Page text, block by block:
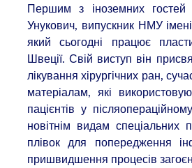
Першим з іноземних гостей
Унукович, випускник НМУ
який сьогодні працює
Швеції. Свій виступ він
лікування хірургічних ран,
матеріалам, які
пацієнтів у
новітнім видам спеціальних
плівок для попередження
пришвидшення процесів